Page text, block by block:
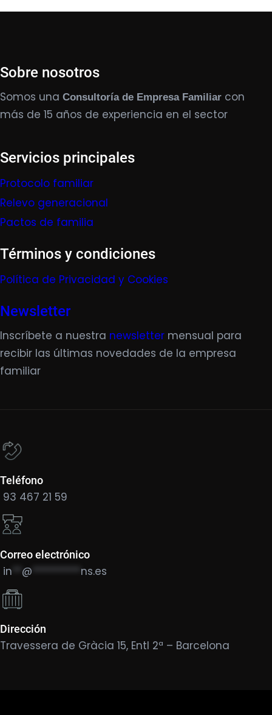
Sobre nosotros
Somos una Consultoría de Empresa Familiar con
más de 15 años de experiencia en el sector
Servicios principales
Protocolo familiar
Relevo generacional
Pactos de familia
Términos y condiciones
Política de Privacidad y Cookies
Newsletter
Inscríbete a nuestra newsletter mensual para
recibir las últimas novedades de la empresa
familiar
Teléfono
93 467 21 59
Correo electrónico
in @ ********** ns.es
Dirección
Travessera de Gràcia 15, Entl 2ª – Barcelona